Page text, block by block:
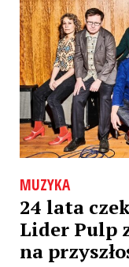
MUZYKA
24 lata
Lider Pulp
na